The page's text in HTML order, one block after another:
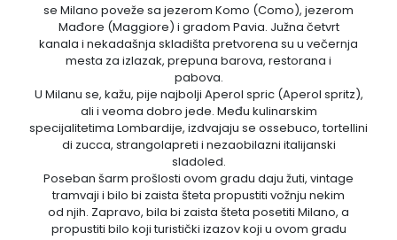
se Milano poveže sa jezerom Komo (Como), jezerom
Mađore (Maggiore) i gradom Pavia. Južna četvrt
kanala i nekadašnja skladišta pretvorena su u večernja
mesta za izlazak, prepuna barova, restorana i
pabova.
U Milanu se, kažu, pije najbolji Aperol spric (Aperol spritz),
ali i veoma dobro jede. Među kulinarskim
specijalitetima Lombardije, izdvajaju se ossebuco, tortellini
di zucca, strangolapreti i nezaobilazni italijanski
sladoled.
Poseban šarm prošlosti ovom gradu daju žuti, vintage
tramvaji i bilo bi zaista šteta propustiti vožnju nekim
od njih. Zapravo, bila bi zaista šteta posetiti Milano, a
propustiti bilo koji turistički izazov koji u ovom gradu